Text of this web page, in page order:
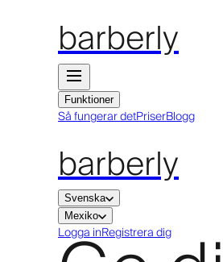
barberly
Funktioner
Så fungerar detPriserBlogg
barberly
Svenska
Mexiko
Logga inRegistrera dig